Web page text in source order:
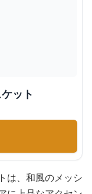
ット
は、和風のメッシ